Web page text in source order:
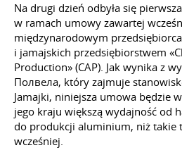
Na drugi dzień odbyła się
w ramach umowy zawartej
międzynarodowym
i jamajskich przedsiębiorstwem
Production» (CAP). Jak wynika z
Полвела, który zajmuje
Jamajki, niniejsza umowa będzie
jego kraju większą wydajność od
do produkcji aluminium, niż takie
wcześniej.